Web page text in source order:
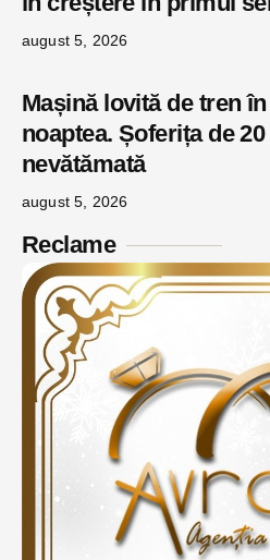
august 5, 2026
Mașină lovită de tren
noaptea. Șoferița de
nevătămată
august 5, 2026
Reclame